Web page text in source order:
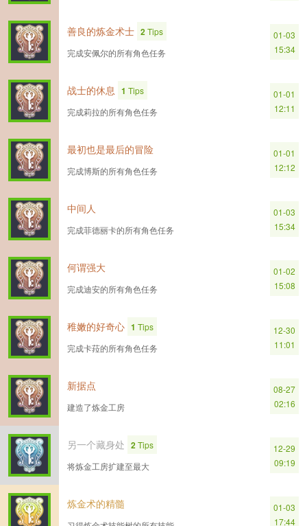
善良的炼金术士 2Tips
完成安佩尔的所有角色任务
01-03
15:34
战士的休息 1 Tips
完成莉拉的所有角色任务
01-01
12:11
最初也是最后的冒险
完成博斯的所有角色任务
01-01
12:12
中间人
完成菲德丽卡的所有角色任务
01-03
15:34
何谓强大
完成迪安的所有角色任务
01-02
15:08
稚嫩的好奇心 1 Tips
完成卡菈的所有角色任务
12-30
11:01
新据点
建造了炼金工房
08-27
02:16
另一个藏身处 2Tips
将炼金工房扩建至最大
12-29
09:19
炼金术的精髓
01-03
17:44